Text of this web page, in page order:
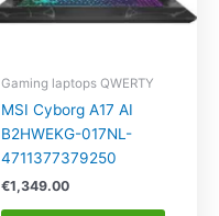
Gaming laptops QWERTY
MSI Cyborg A17 AI
B2HWEKG-017NL-
4711377379250
€1,349.00